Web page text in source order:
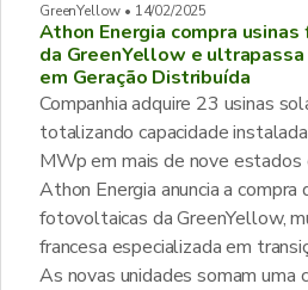
GreenYellow • 14/02/2025
Athon Energia compra
da GreenYellow e
em Geração Distribuída
Companhia adquire 23 usinas
totalizando capacidade
MWp em mais de nove
Athon Energia anuncia a compra
fotovoltaicas da GreenYellow,
francesa especializada em
As novas unidades somam uma